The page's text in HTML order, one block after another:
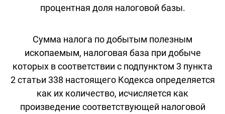
процентная доля налоговой базы.
Сумма налога по добытым полезным
ископаемым, налоговая база при добыче
которых в соответствии с подпунктом 3 пункта
2 статьи 338 настоящего Кодекса определяется
как их количество, исчисляется как
произведение соответствующей налоговой